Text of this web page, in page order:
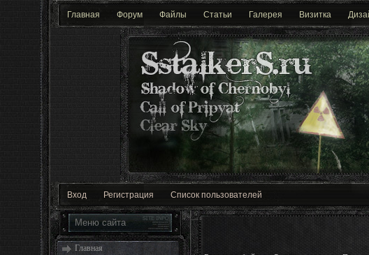
Главная Форум Файлы Статьи Галерея Визитка
Вход Регистрация Список пользователей
Меню сайта
Главная